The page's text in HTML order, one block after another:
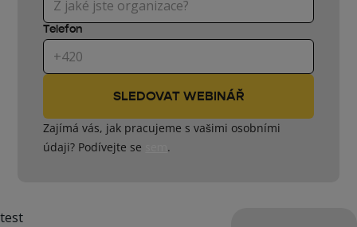
Telefon
Zajímá vás, jak pracujeme s vašimi osobními
údaji? Podívejte se
.
test